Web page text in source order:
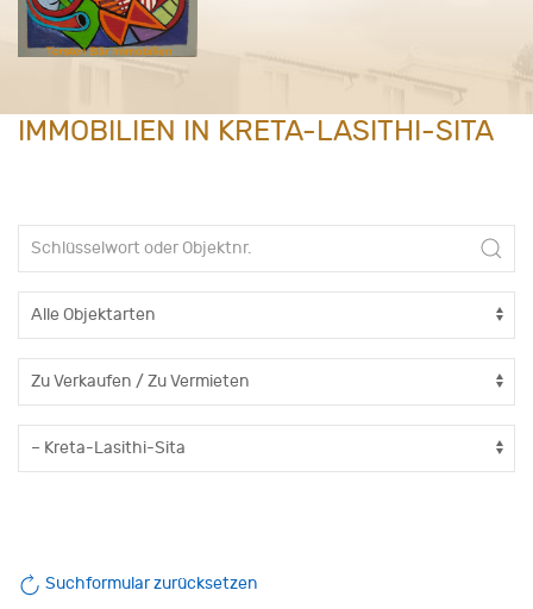
IMMOBILIEN IN KRETA-LASITHI-SITA
Suchformular zurücksetzen